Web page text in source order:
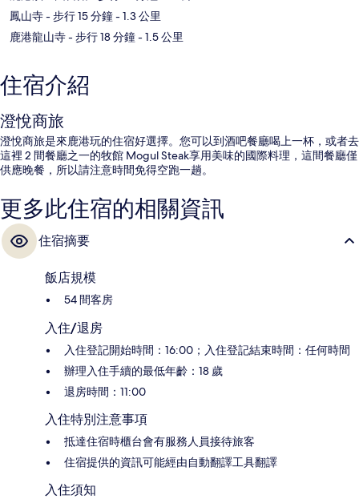
鳳山寺- 步行 15 分鐘- 1.3 公里
鹿港龍山寺- 步行 18 分鐘- 1.5 公里
住宿介紹
澄悅商旅
澄悅商旅是來鹿港玩的住宿好選擇。您可以到酒吧餐廳喝上一杯，或者去
這裡 2 間餐廳之一的牧館 Mogul Steak享用美味的國際料理，這間餐廳僅
供應晚餐，所以請注意時間免得空跑一趟。
更多此住宿的相關資訊
住宿摘要
飯店規模
54 間客房
入住/退房
入住登記開始時間：16:00；入住登記結束時間：任何時間
辦理入住手續的最低年齡：18 歲
退房時間：11:00
入住特別注意事項
抵達住宿時櫃台會有服務人員接待旅客
住宿提供的資訊可能經由自動翻譯工具翻譯
入住須知